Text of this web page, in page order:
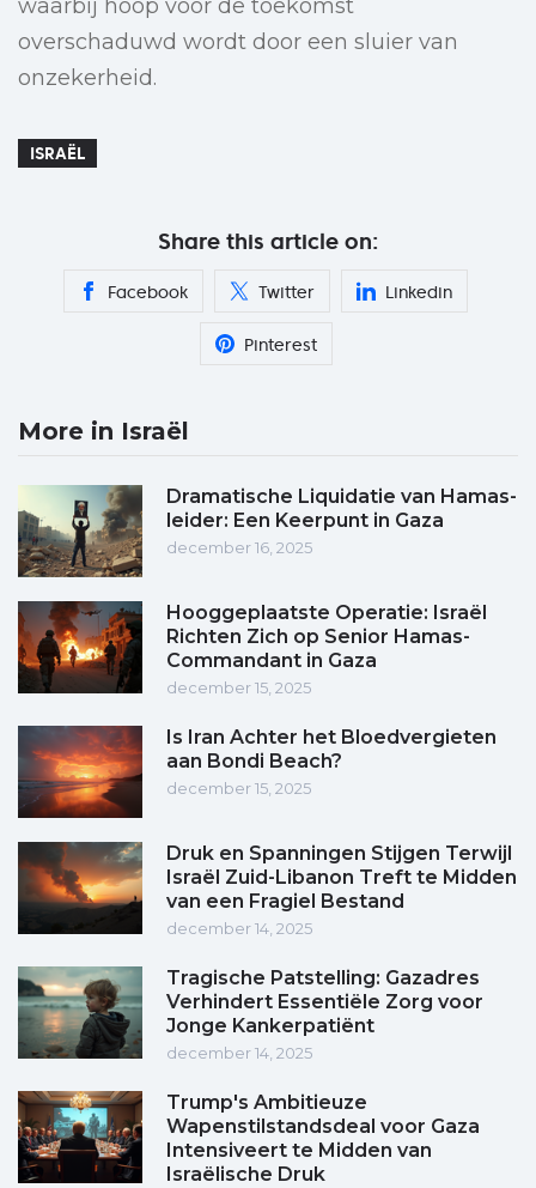
waarbij hoop voor de toekomst
overschaduwd wordt door een sluier van
onzekerheid.
ISRAËL
Share this article on:
Facebook Twitter Linkedin
Pinterest
More in Israël
Dramatische Liquidatie van Hamas-
leider: Een Keerpunt in Gaza
december 16, 2025
Hooggeplaatste Operatie: Israël
Richten Zich op Senior Hamas-
Commandant in Gaza
december 15, 2025
Is Iran Achter het Bloedvergieten
aan Bondi Beach?
december 15, 2025
Druk en Spanningen Stijgen Terwijl
Israël Zuid-Libanon Treft te Midden
van een Fragiel Bestand
december 14, 2025
Tragische Patstelling: Gazadres
Verhindert Essentiële Zorg voor
Jonge Kankerpatiënt
december 14, 2025
Trump's Ambitieuze
Wapenstilstandsdeal voor Gaza
Intensiveert te Midden van
Israëlische Druk